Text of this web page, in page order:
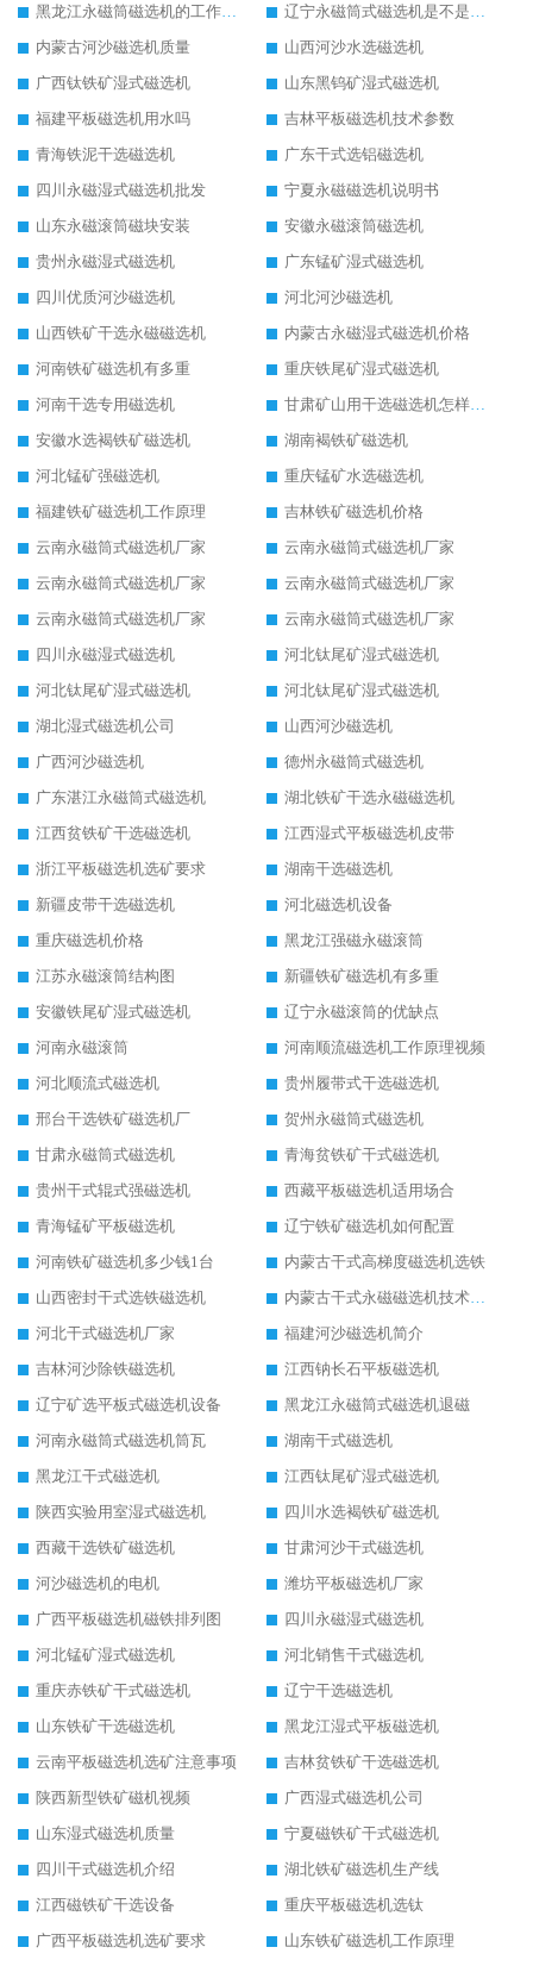
黑龙江永磁筒磁选机的工作原理
辽宁永磁筒式磁选机是不是强磁
内蒙古河沙磁选机质量
山西河沙水选磁选机
广西钛铁矿湿式磁选机
山东黑钨矿湿式磁选机
福建平板磁选机用水吗
吉林平板磁选机技术参数
青海铁泥干选磁选机
广东干式选铝磁选机
四川永磁湿式磁选机批发
宁夏永磁磁选机说明书
山东永磁滚筒磁块安装
安徽永磁滚筒磁选机
贵州永磁湿式磁选机
广东锰矿湿式磁选机
四川优质河沙磁选机
河北河沙磁选机
山西铁矿干选永磁磁选机
内蒙古永磁湿式磁选机价格
河南铁矿磁选机有多重
重庆铁尾矿湿式磁选机
河南干选专用磁选机
甘肃矿山用干选磁选机怎样调磁
安徽水选褐铁矿磁选机
湖南褐铁矿磁选机
河北锰矿强磁选机
重庆锰矿水选磁选机
福建铁矿磁选机工作原理
吉林铁矿磁选机价格
云南永磁筒式磁选机厂家
云南永磁筒式磁选机厂家
云南永磁筒式磁选机厂家
云南永磁筒式磁选机厂家
云南永磁筒式磁选机厂家
云南永磁筒式磁选机厂家
四川永磁湿式磁选机
河北钛尾矿湿式磁选机
河北钛尾矿湿式磁选机
河北钛尾矿湿式磁选机
湖北湿式磁选机公司
山西河沙磁选机
广西河沙磁选机
德州永磁筒式磁选机
广东湛江永磁筒式磁选机
湖北铁矿干选永磁磁选机
江西贫铁矿干选磁选机
江西湿式平板磁选机皮带
浙江平板磁选机选矿要求
湖南干选磁选机
新疆皮带干选磁选机
河北磁选机设备
重庆磁选机价格
黑龙江强磁永磁滚筒
江苏永磁滚筒结构图
新疆铁矿磁选机有多重
安徽铁尾矿湿式磁选机
辽宁永磁滚筒的优缺点
河南永磁滚筒
河南顺流磁选机工作原理视频
河北顺流式磁选机
贵州履带式干选磁选机
邢台干选铁矿磁选机厂
贺州永磁筒式磁选机
甘肃永磁筒式磁选机
青海贫铁矿干式磁选机
贵州干式辊式强磁选机
西藏平板磁选机适用场合
青海锰矿平板磁选机
辽宁铁矿磁选机如何配置
河南铁矿磁选机多少钱1台
内蒙古干式高梯度磁选机选铁
山西密封干式选铁磁选机
内蒙古干式永磁磁选机技术要求
河北干式磁选机厂家
福建河沙磁选机简介
吉林河沙除铁磁选机
江西钠长石平板磁选机
辽宁矿选平板式磁选机设备
黑龙江永磁筒式磁选机退磁
河南永磁筒式磁选机筒瓦
湖南干式磁选机
黑龙江干式磁选机
江西钛尾矿湿式磁选机
陕西实验用室湿式磁选机
四川水选褐铁矿磁选机
西藏干选铁矿磁选机
甘肃河沙干式磁选机
河沙磁选机的电机
潍坊平板磁选机厂家
广西平板磁选机磁铁排列图
四川永磁湿式磁选机
河北锰矿湿式磁选机
河北销售干式磁选机
重庆赤铁矿干式磁选机
辽宁干选磁选机
山东铁矿干选磁选机
黑龙江湿式平板磁选机
云南平板磁选机选矿注意事项
吉林贫铁矿干选磁选机
陕西新型铁矿磁机视频
广西湿式磁选机公司
山东湿式磁选机质量
宁夏磁铁矿干式磁选机
四川干式磁选机介绍
湖北铁矿磁选机生产线
江西磁铁矿干选设备
重庆平板磁选机选钛
广西平板磁选机选矿要求
山东铁矿磁选机工作原理